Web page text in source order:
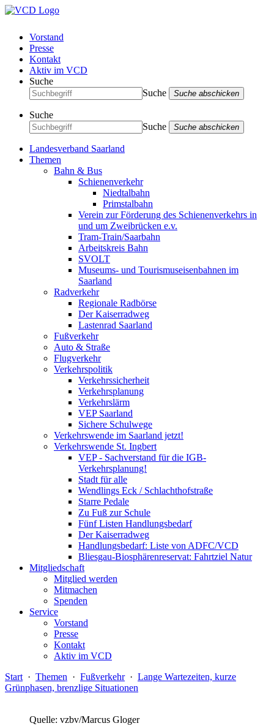
Vorstand
Presse
Kontakt
Aktiv im VCD
Suche
Suche
Suche abschicken
Suche
Suche
Suche abschicken
Landesverband Saarland
Themen
Bahn & Bus
Schienenverkehr
Niedtalbahn
Primstalbahn
Verein zur Förderung des Schienenverkehrs in
und um Zweibrücken e.v.
Tram-Train/Saarbahn
Arbeitskreis Bahn
SVOLT
Museums- und Tourismuseisenbahnen im
Saarland
Radverkehr
Regionale Radbörse
Der Kaiserradweg
Lastenrad Saarland
Fußverkehr
Auto & Straße
Flugverkehr
Verkehrspolitik
Verkehrssicherheit
Verkehrsplanung
Verkehrslärm
VEP Saarland
Sichere Schulwege
Verkehrswende im Saarland jetzt!
Verkehrswende St. Ingbert
VEP - Sachverstand für die IGB-
Verkehrsplanung!
Stadt für alle
Wendlings Eck / Schlachthofstraße
Starre Pedale
Zu Fuß zur Schule
Fünf Listen Handlungsbedarf
Der Kaiserradweg
Handlungsbedarf: Liste von ADFC/VCD
Bliesgau-Biosphärenreservat: Fahrtziel Natur
Mitgliedschaft
Mitglied werden
Mitmachen
Spenden
Service
Vorstand
Presse
Kontakt
Aktiv im VCD
Start · Themen · Fußverkehr· Lange Wartezeiten, kurze
Grünphasen, brenzlige Situationen
Quelle: vzbv/Marcus Gloger